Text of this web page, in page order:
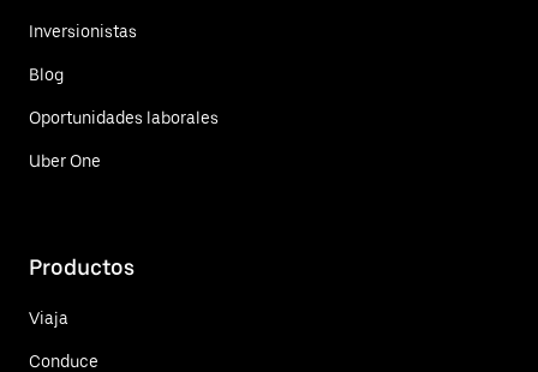
Inversionistas
Blog
Oportunidades laborales
Uber One
Productos
Viaja
Conduce